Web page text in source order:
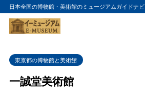
日本全国の博物館・美術館のミュージアムガイドナビ
東京都の博物館と美術館
一誠堂美術館
目次
1 一誠堂美術館の入館料金